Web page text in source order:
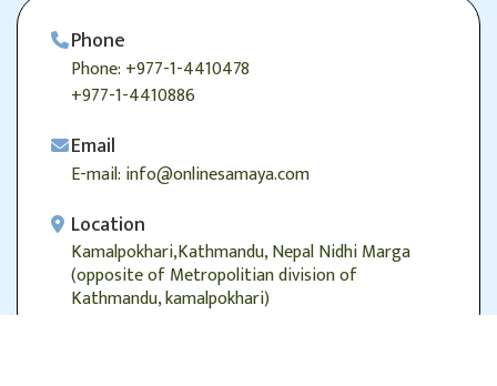
Phone
Phone: +977-1-4410478
+977-1-4410886
Email
E-mail: info@onlinesamaya.com
Location
Kamalpokhari,Kathmandu, Nepal Nidhi Marga
(opposite of Metropolitian division of
Kathmandu, kamalpokhari)